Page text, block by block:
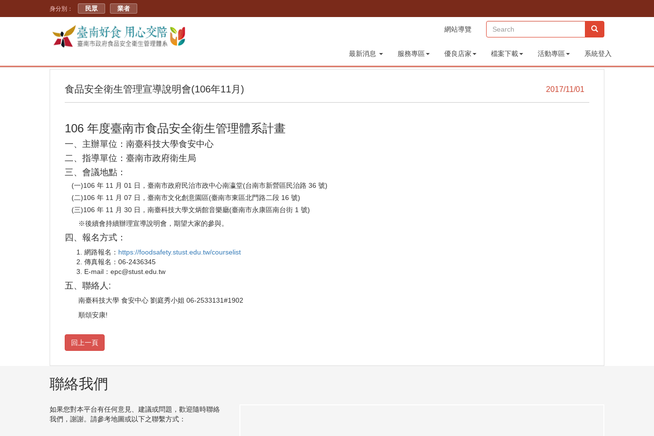
身分別： 民眾 業者
網站導覽 (sitemap)
最新消息 服務專區 優良店家 檔案下載 活動專區 系統登入
食品安全衛生管理宣導說明會(106年11月) 2017/11/01
106 年度臺南市食品安全衛生管理體系計畫
一、主辦單位：南臺科技大學食安中心
二、指導單位：臺南市政府衛生局
三、會議地點：
(一)106 年 11 月 01 日，臺南市政府民治市政中心南瀛堂(台南市新營區民治路 36 號)
(二)106 年 11 月 07 日，臺南市文化創意園區(臺南市東區北門路二段 16 號)
(三)106 年 11 月 30 日，南臺科技大學文炳館音樂廳(臺南市永康區南台街 1 號)
※後續會持續辦理宣導說明會，期望大家的參與。
四、報名方式：
網路報名： https://foodsafety.stust.edu.tw/courselist
傳真報名：06-2436345
E-mail：epc@stust.edu.tw
五、聯絡人:
南臺科技大學 食安中心 劉庭秀小姐 06-2533131#1902
順頌安康!
聯絡我們
如果您對本平台有任何意見、建議或問題，歡迎隨時聯絡
我們，謝謝。請參考地圖或以下之聯繫方式：